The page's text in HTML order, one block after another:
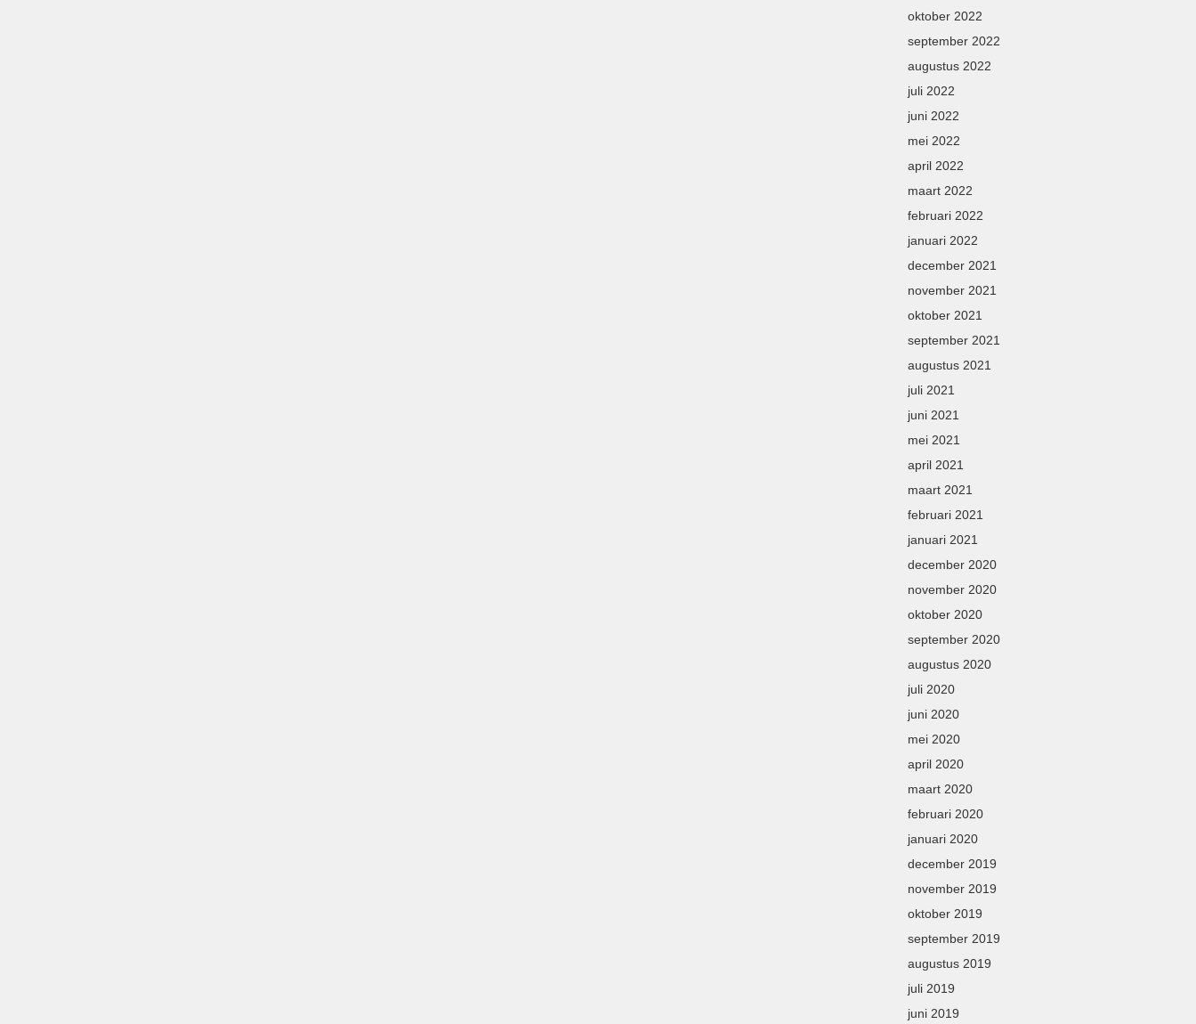
oktober 2022
september 2022
augustus 2022
juli 2022
juni 2022
mei 2022
april 2022
maart 2022
februari 2022
januari 2022
december 2021
november 2021
oktober 2021
september 2021
augustus 2021
juli 2021
juni 2021
mei 2021
april 2021
maart 2021
februari 2021
januari 2021
december 2020
november 2020
oktober 2020
september 2020
augustus 2020
juli 2020
juni 2020
mei 2020
april 2020
maart 2020
februari 2020
januari 2020
december 2019
november 2019
oktober 2019
september 2019
augustus 2019
juli 2019
juni 2019